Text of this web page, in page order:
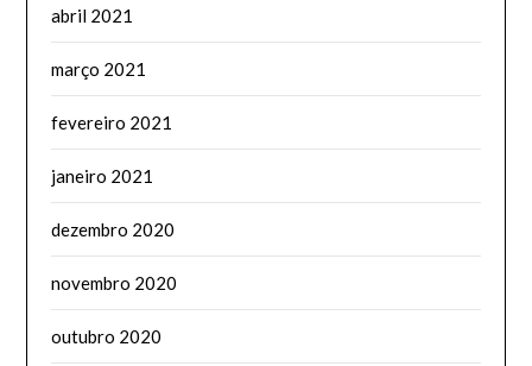
abril 2021
março 2021
fevereiro 2021
janeiro 2021
dezembro 2020
novembro 2020
outubro 2020